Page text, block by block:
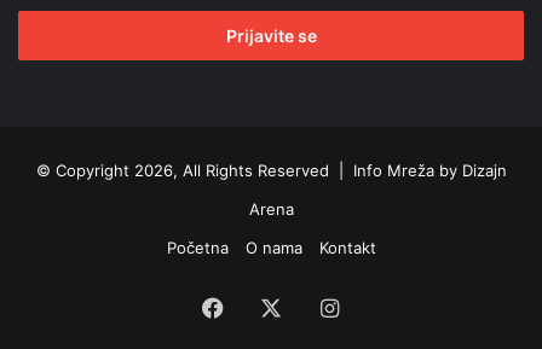
adresu
© Copyright 2026, All Rights Reserved | Info Mreža by Dizajn
Arena
Početna
O nama Kontakt
Facebook Instagram